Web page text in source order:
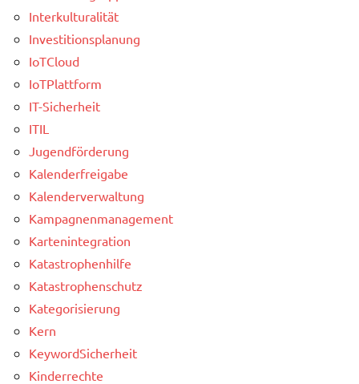
Interkulturalität
Investitionsplanung
IoTCloud
IoTPlattform
IT-Sicherheit
ITIL
Jugendförderung
Kalenderfreigabe
Kalenderverwaltung
Kampagnenmanagement
Kartenintegration
Katastrophenhilfe
Katastrophenschutz
Kategorisierung
Kern
KeywordSicherheit
Kinderrechte